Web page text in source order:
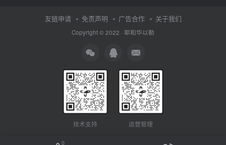
友链申请 免责声明 广告合作 关于我们
Copyright © 2022 · 耶和华以勒
技术支持 运营管理
0